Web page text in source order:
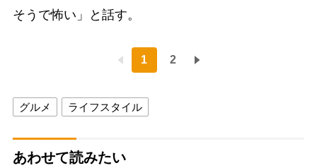
そうで怖い」と話す。
1 2
グルメ ライフスタイル
あわせて読みたい